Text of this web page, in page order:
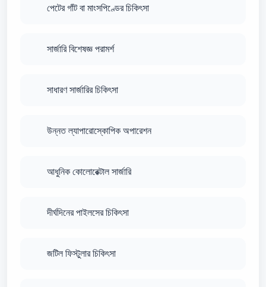
পেটের গাঁট বা মাংসপিণ্ডের চিকিৎসা
সার্জারি বিশেষজ্ঞ পরামর্শ
সাধারণ সার্জারির চিকিৎসা
উন্নত ল্যাপারোস্কোপিক অপারেশন
আধুনিক কোলোরেক্টাল সার্জারি
দীর্ঘদিনের পাইলসের চিকিৎসা
জটিল ফিস্টুলার চিকিৎসা